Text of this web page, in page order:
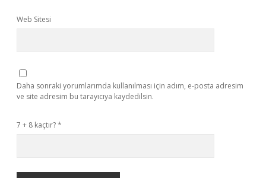
Web Sitesi
Daha sonraki yorumlarımda kullanılması için adım, e-posta adresim
ve site adresim bu tarayıcıya kaydedilsin.
7 + 8 kaçtır?*